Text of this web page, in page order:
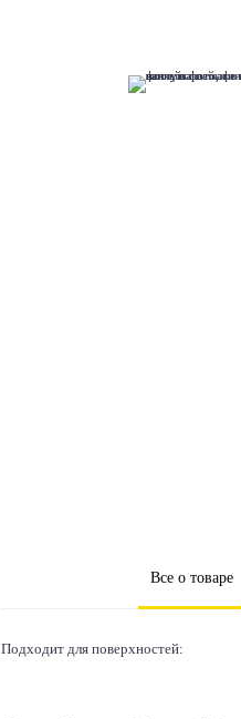
Все о товаре
Подходит для поверхностей: